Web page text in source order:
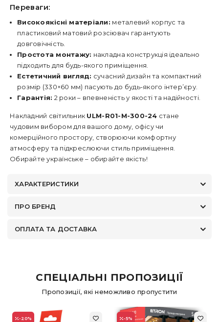
Переваги:
Високоякісні матеріали: металевий корпус та
пластиковий матовий розсіювач гарантують
довговічність.
Простота монтажу: накладна конструкція ідеально
підходить для будь-якого приміщення.
Естетичний вигляд: сучасний дизайн та компактний
розмір (330×60 мм) пасують до будь-якого інтер’єру.
Гарантія: 2 роки – впевненість у якості та надійності.
Накладний світильник ULM-R01-M-300-24 стане
чудовим вибором для вашого дому, офісу чи
комерційного простору, створюючи комфортну
атмосферу та підкреслюючи стиль приміщення.
Обирайте українське – обирайте якість!
ХАРАКТЕРИСТИКИ
ПРО БРЕНД
ОПЛАТА ТА ДОСТАВКА
СПЕЦІАЛЬНІ ПРОПОЗИЦІЇ
Пропозиції, які неможливо пропустити
-20% -5%